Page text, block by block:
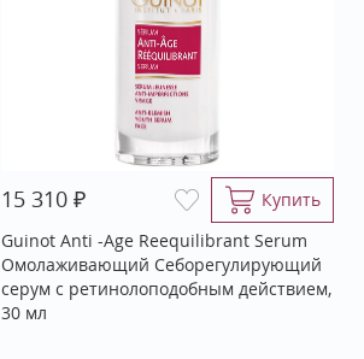
15 310 ₽
Купить
Guinot Anti -Age Reequilibrant Serum
Омолаживающий Себорегулирующий
серум с ретинолоподобным действием,
30 мл